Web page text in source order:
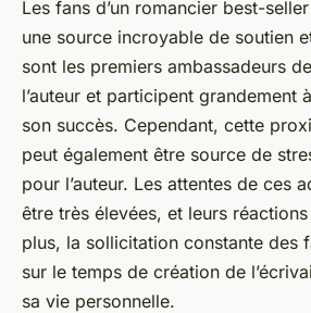
Les fans d’un romancier best-
une source incroyable de soutien
sont les premiers ambassadeurs
l’auteur et participent grandement
son succès. Cependant, cette
peut également être source de
pour l’auteur. Les attentes de ces
être très élevées, et leurs
plus, la sollicitation constante des
sur le temps de création de
sa vie personnelle.